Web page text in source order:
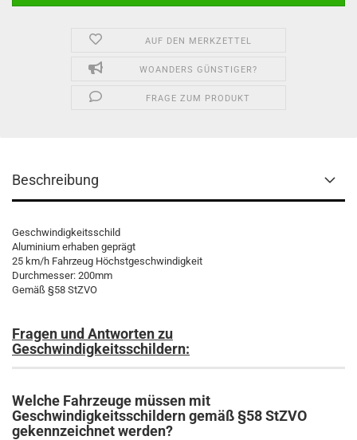
AUF DEN MERKZETTEL
WOANDERS GÜNSTIGER?
FRAGE ZUM PRODUKT
Beschreibung
Geschwindigkeitsschild
Aluminium erhaben geprägt
25 km/h Fahrzeug Höchstgeschwindigkeit
Durchmesser: 200mm
Gemäß §58 StZVO
Fragen und Antworten zu
Geschwindigkeitsschildern:
Welche Fahrzeuge müssen mit
Geschwindigkeitsschildern gemäß §58 StZVO
gekennzeichnet werden?